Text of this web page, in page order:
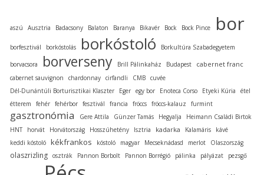
aszú Ausztria Badacsony Balaton Baranya Bikavér Bock Bock Pince bor
borfesztivál borkóstolás borkóstoló Borkultúra Szabadegyetem
borvacsora borverseny Brill Pálinkaház Budapest cabernet franc
cabernet sauvignon chardonnay cirfandli CMB cuvée
Dél-Dunántúli Borturisztikai Klaszter
Eger egy bor Enoteca Corso Etyeki Kúria
étel
étterem
fehér fehérbor fesztivál francia fröccs fröccs-kalauz furmint
gasztronómia Gere Attila Günzer Tamás Hegyalja
Heimann Családi Birtok
HNT
horvát Horvátország Hosszúhetény Isztria kadarka Kalamáris
kávé
keddi kóstoló kékfrankos kóstoló magyar Mecseknádasd merlot Olaszország
olaszrizling osztrák Pannon Borbolt Pannon Borrégió pálinka pályázat pezsgő